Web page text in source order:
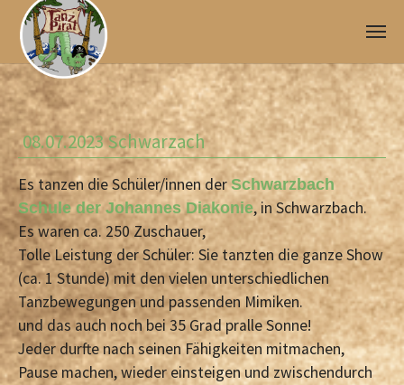
Skip to main content
08.07.2023 Schwarzach
Es tanzen die Schüler/innen derSchwarzbach
Schule der Johannes Diakonie, in Schwarzbach.
Es waren ca. 250 Zuschauer,
Tolle Leistung der Schüler: Sie tanzten die ganze Show
(ca. 1 Stunde) mit den vielen unterschiedlichen
Tanzbewegungen und passenden Mimiken.
und das auch noch bei 35 Grad pralle Sonne!
Jeder durfte nach seinen Fähigkeiten mitmachen,
Pause machen, wieder einsteigen und zwischendurch